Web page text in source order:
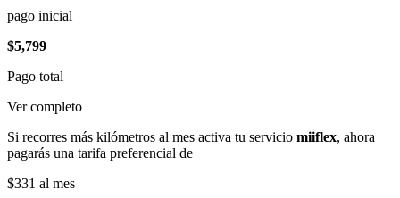
pago inicial
$5,799
Pago total
Ver completo
Si recorres más kilómetros al mes activa tu servicio miiflex, ahora
pagarás una tarifa preferencial de
$331 al mes